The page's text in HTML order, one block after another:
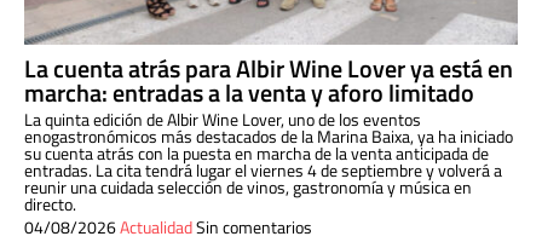
La cuenta atrás para Albir Wine Lover ya está en
marcha: entradas a la venta y aforo limitado
La quinta edición de Albir Wine Lover, uno de los eventos
enogastronómicos más destacados de la Marina Baixa, ya ha iniciado
su cuenta atrás con la puesta en marcha de la venta anticipada de
entradas. La cita tendrá lugar el viernes 4 de septiembre y volverá a
reunir una cuidada selección de vinos, gastronomía y música en
directo.
04/08/2026ActualidadSin comentarios